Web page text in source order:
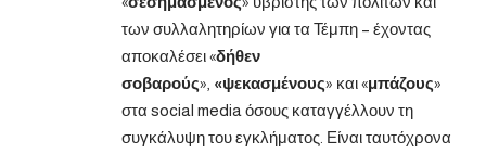
των συλλαλητηρίων για τα Τέμπη – έχοντας
αποκαλέσει «δήθεν
σοβαρούς», «ψεκασμένους» και «μπάζους»
στα social media όσους καταγγέλλουν τη
συγκάλυψη του εγκλήματος. Είναι ταυτόχρονα